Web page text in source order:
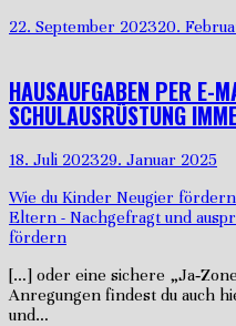
22. September 202320.
HAUSAUFGABEN PER E-
SCHULAUSRÜSTUNG
18. Juli 202329. Januar 2025
Wie du Kinder Neugier
Eltern - Nachgefragt und
fördern
[…] oder eine sichere
Anregungen findest du auch
und…